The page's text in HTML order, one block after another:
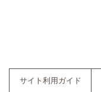
サイト利用ガイド